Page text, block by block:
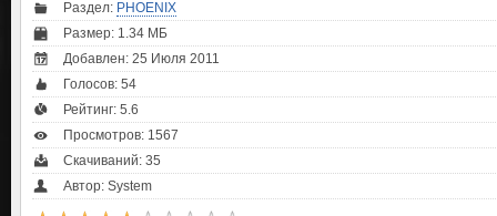
Раздел: PHOENIX
Размер: 1.34 МБ
Добавлен: 25 Июля 2011
Голосов: 54
Рейтинг: 5.6
Просмотров: 1567
Скачиваний: 35
Автор: System